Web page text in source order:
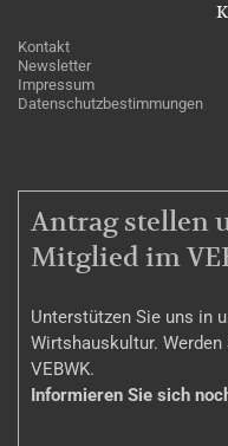
Kontakt
Newsletter
Impressum
Datenschutzbestimmungen
MITGLIEDSCHAFT
Antrag stellen
Mitglied im
Unterstützen Sie uns in
Wirtshauskultur.
VEBWK.
Informieren Sie sich